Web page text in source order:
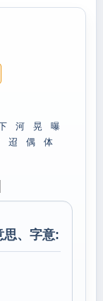
河 晃
曝
迢 偶
体
思、字意: